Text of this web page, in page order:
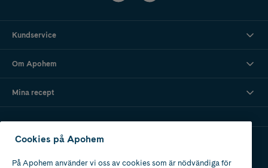
Kundservice
Om Apohem
Mina recept
Ladda ner vår app
Cookies på Apohem
På Apohem använder vi oss av cookies som är nödvändiga för